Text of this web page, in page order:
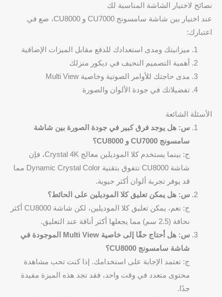
نصائح لاختيار الشاشة المناسبة لك
عند اختيار بين شاشة سامسونج CU7000 و CU8000، ضع في
اعتبارك:
ميزانيتك ومدى استعدادك للدفع مقابل الميزات الإضافية
أهمية التصميم النحيف في ديكور منزلك
مدى حاجتك للأوامر الصوتية وخاصية Multi View
تفضيلاتك في جودة الألوان والصورة
الأسئلة الشائعة
س: هل يوجد فرق كبير في جودة الصورة بين شاشة
سامسونج CU7000 و CU8000؟
ج: بينما يستخدم كلا الموديلين معالج Crystal 4K، فإن
شاشة CU8000 تتفوق بتقنية Dynamic Crystal Color مما
قد يوفر تجربة ألوان أكثر حيوية.
س: هل يمكن تعليق كلا الموديلين على الحائط؟
ج: نعم، يمكن تعليق كلا الموديلين، لكن شاشة CU8000 أكثر
نحافة (2.5 سم) مما يجعلها أكثر أناقة عند التعليق.
س: هل أحتاج حقًا إلى خاصية Multi View الموجودة في
شاشة سامسونج CU8000؟
ج: تعتمد الإجابة على استخدامك. إذا كنت تحب مشاهدة
محتوى متعدد في وقت واحد، فقد تجد هذه الميزة مفيدة
جدًا.